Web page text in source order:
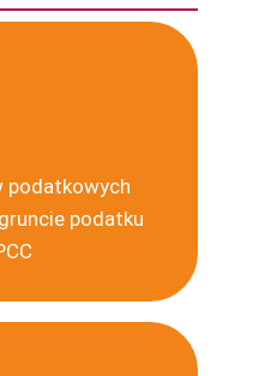
podatkowych
podatku